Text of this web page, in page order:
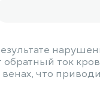
ток
что